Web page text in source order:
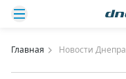
Главная Новости Днепра